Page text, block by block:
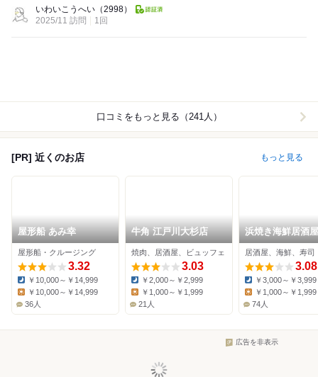
いわいこうへい （2998）
2025/11 訪問
1回
口コミをもっと見る（241人）
[PR] 近くのお店 もっと見る
屋形船 あみ幸
屋形船・クルージング
3.32
Dinner:
￥10,000～￥14,999
Lunch:
￥10,000～￥14,999
36人
牛角 江戸川大杉店
焼肉、居酒屋、ビュッフェ
3.03
Dinner:
￥2,000～￥2,999
Lunch:
￥1,000～￥1,999
21人
浜焼き海鮮居酒
庄水産 船堀店
居酒屋、海鮮、寿司
3.08
Dinner:
￥3,000～￥3,999
Lunch:
￥1,000～￥1,999
74人
広告を非表示